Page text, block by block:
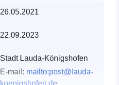
26.05.2021
22.09.2023
Stadt Lauda-Königshofen
E-mail: mailto:post@lauda-